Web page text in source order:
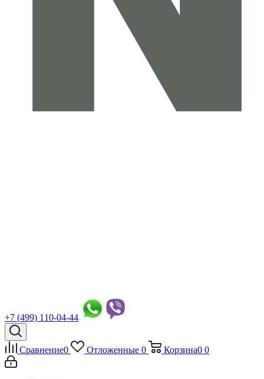
+7 (499) 110-04-44
Сравнение0 Отложенные 0 Корзина0 0